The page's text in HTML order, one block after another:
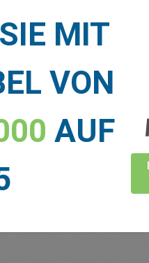
Mehr anzeigen >
MIT
VON
AUF